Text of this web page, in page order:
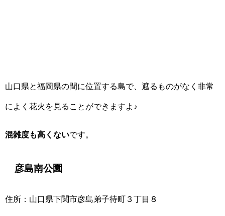
山口県と福岡県の間に位置する島で、遮るものがなく非常
によく花火を見ることができますよ♪
混雑度も高くないです。
彦島南公園
住所：山口県下関市彦島弟子待町３丁目８